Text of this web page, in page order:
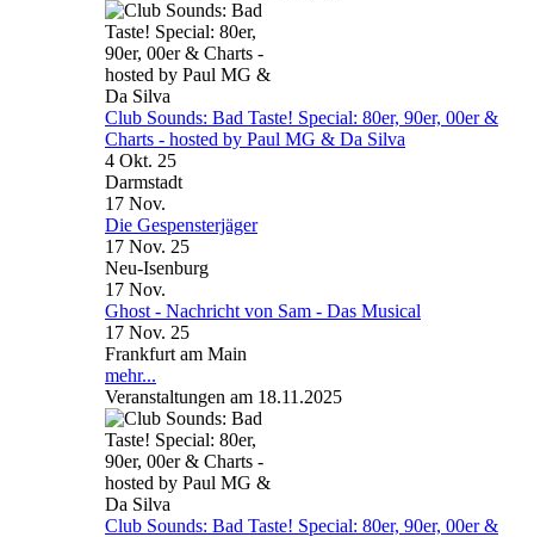
Club Sounds: Bad Taste! Special: 80er, 90er, 00er &
Charts - hosted by Paul MG & Da Silva
4 Okt. 25
Darmstadt
17 Nov.
Die Gespensterjäger
17 Nov. 25
Neu-Isenburg
17 Nov.
Ghost - Nachricht von Sam - Das Musical
17 Nov. 25
Frankfurt am Main
mehr...
Veranstaltungen am 18.11.2025
Club Sounds: Bad Taste! Special: 80er, 90er, 00er &